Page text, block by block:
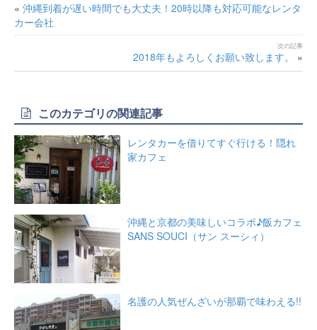
« 沖縄到着が遅い時間でも大丈夫！20時以降も対応可能なレンタ
カー会社
2018年もよろしくお願い致します。 »
このカテゴリの関連記事
レンタカーを借りてすぐ行ける！隠れ
家カフェ
沖縄と京都の美味しいコラボ♪飯カフェ
SANS SOUCI（サン スーシィ）
名護の人気ぜんざいが那覇で味わえる!!